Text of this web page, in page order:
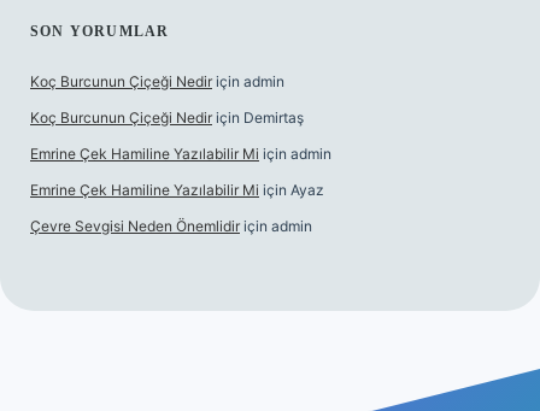
SON YORUMLAR
Koç Burcunun Çiçeği Nedir için admin
Koç Burcunun Çiçeği Nedir için Demirtaş
Emrine Çek Hamiline Yazılabilir Mi için admin
Emrine Çek Hamiline Yazılabilir Mi için Ayaz
Çevre Sevgisi Neden Önemlidir için admin